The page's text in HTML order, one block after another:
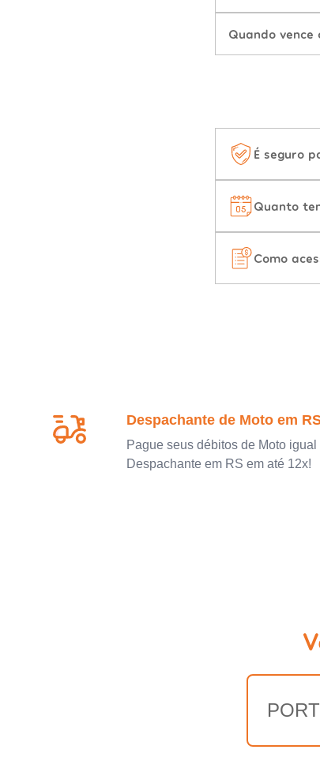
Quando vence
É seguro
Quanto
Como
Despachante de Moto em
Pague seus débitos de Moto igual
Despachante em RS em até 12x!